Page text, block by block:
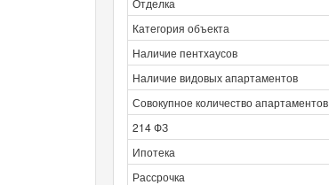
Категория объекта
Наличие пентхаусов
Наличие видовых апартаментов
Совокупное количество апартаментов
214 ФЗ
Ипотека
Рассрочка